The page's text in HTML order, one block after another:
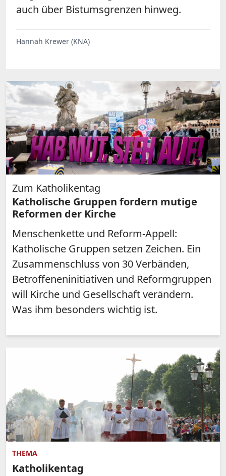
auch über Bistumsgrenzen hinweg.
Hannah Krewer (KNA)
Zum Katholikentag
Katholische Gruppen fordern mutige
Reformen der Kirche
Menschenkette und Reform-Appell:
Katholische Gruppen setzen Zeichen. Ein
Zusammenschluss von 30 Verbänden,
Betroffeneninitiativen und Reformgruppen
will Kirche und Gesellschaft verändern.
Was ihm besonders wichtig ist.
THEMA
Katholikentag